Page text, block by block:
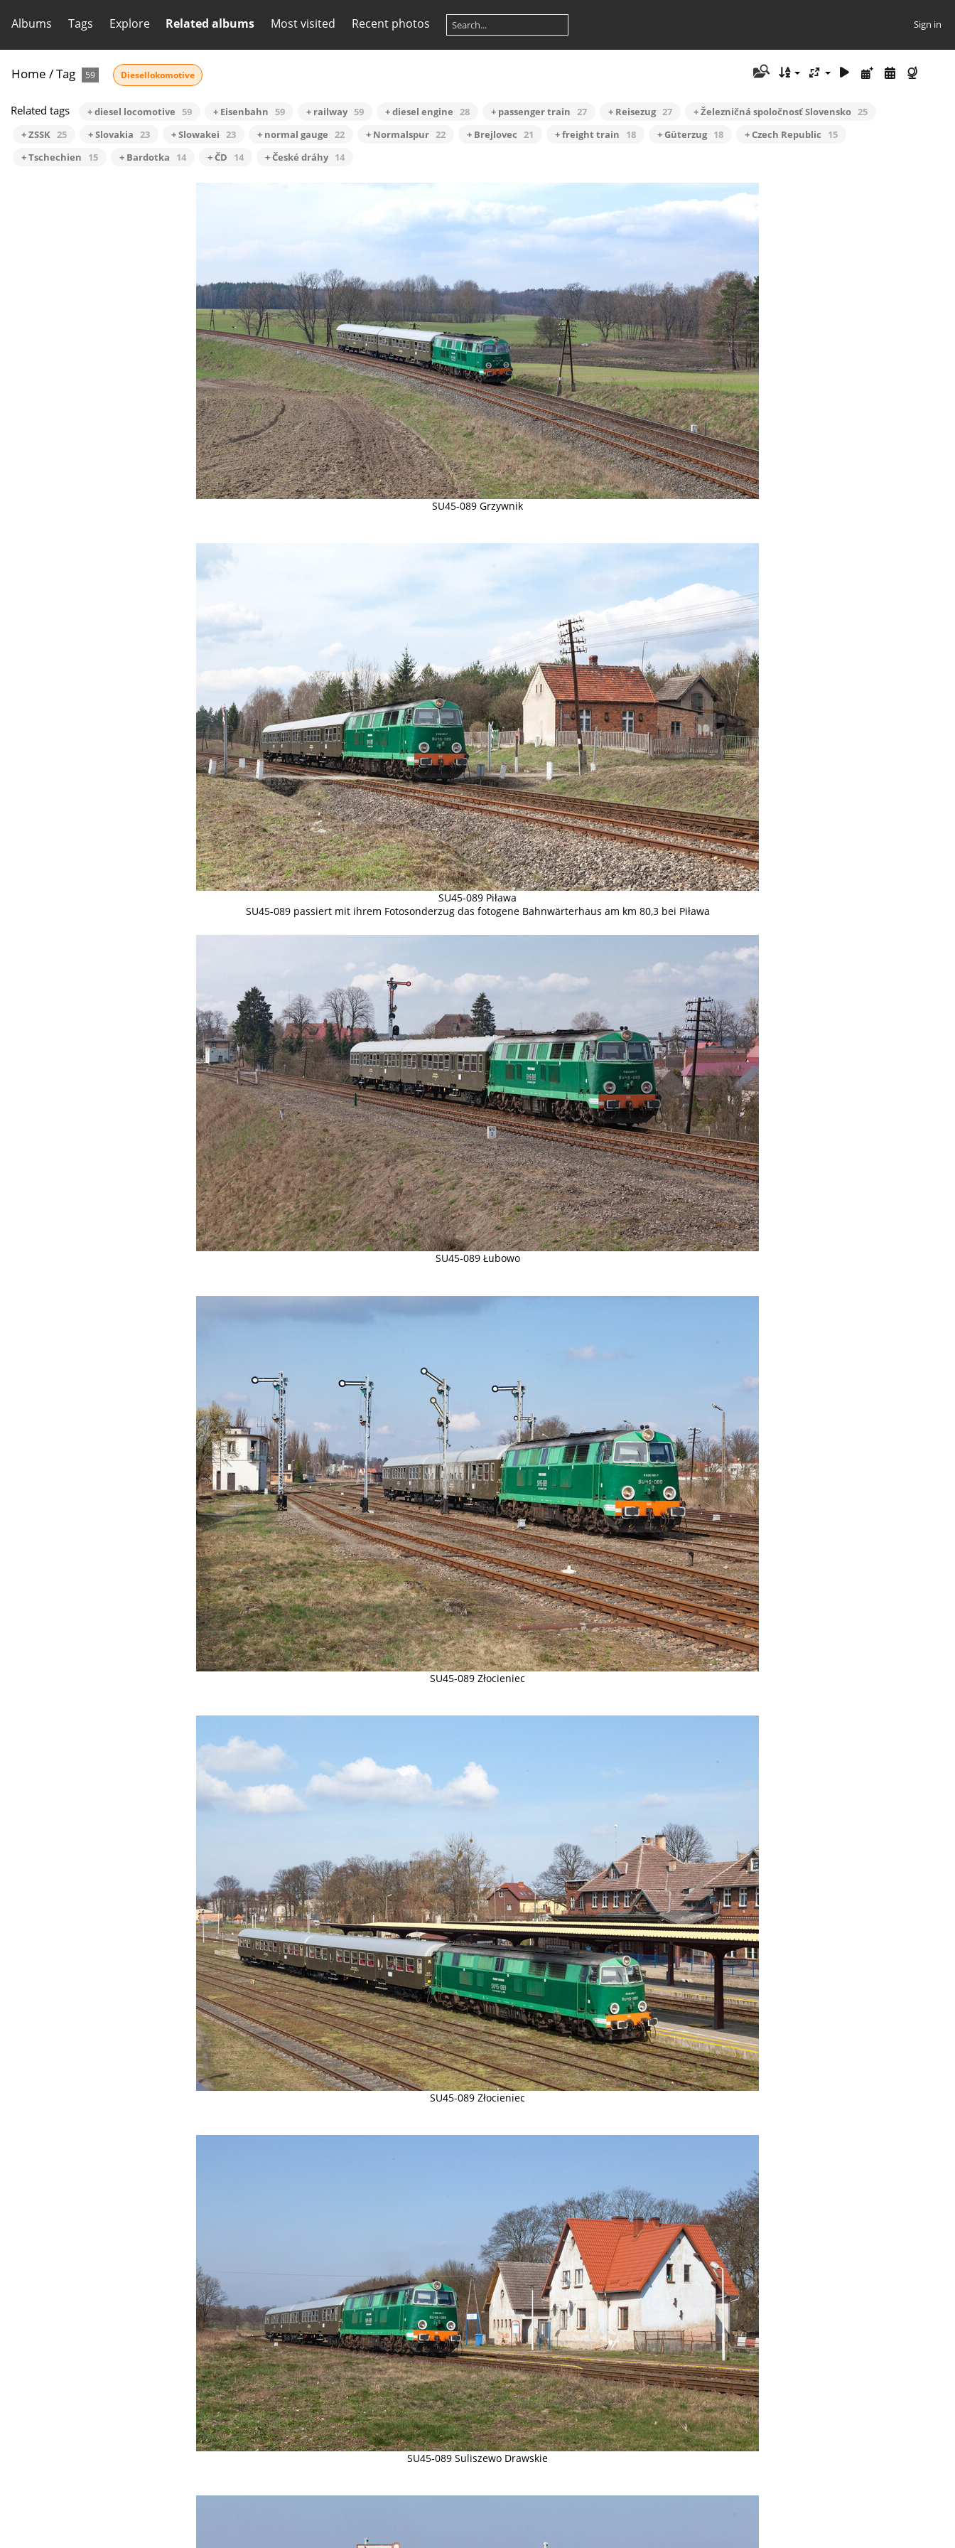
Albums Tags Explore Related albums Most visited Recent photos Sign in
Home /Tag 59 Diesellokomotive
Related tags + diesel locomotive 59 + Eisenbahn 59 + railway 59 + diesel engine 28 + passenger train 27 + Reisezug 27 + Železničná spoločnosť Slovensko 25
+ ZSSK 25 + Slovakia 23 + Slowakei 23 + normal gauge 22 + Normalspur 22 + Brejlovec 21 + freight train 18 + Güterzug 18 + Czech Republic
15
+ Tschechien
15 + Bardotka 14 + ČD 14 + České dráhy 14
SU45-089 Grzywnik
SU45-089 Piława
SU45-089 passiert mit ihrem Fotosonderzug das fotogene Bahnwärterhaus am km 80,3 bei Piława
SU45-089 Łubowo
SU45-089 Złocieniec
SU45-089 Złocieniec
SU45-089 Suliszewo Drawskie